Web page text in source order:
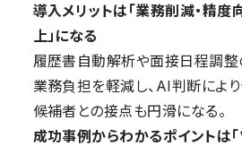
導入メリットは「業務削減・精度
上」になる
履歴書自動解析や面接日程調整
業務負担を軽減し、AI判断によ
候補者との接点も円滑になる。
成功事例からわかるポイントは